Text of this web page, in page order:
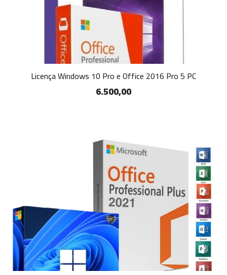
Licença Windows 10 Pro e Office 2016 Pro 5 PC
6.500,00